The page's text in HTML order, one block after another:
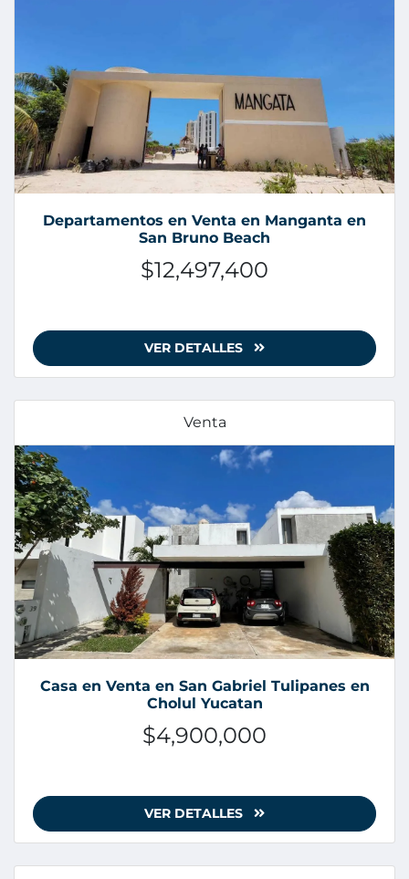
Departamentos en Venta en Manganta en
San Bruno Beach
$12,497,400
VER DETALLES
Venta
Casa en Venta en San Gabriel Tulipanes en
Cholul Yucatan
$4,900,000
VER DETALLES